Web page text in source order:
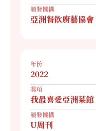
頒發機構
亞洲餐飲廚藝協會
年份
2022
獎項
我最喜愛亞洲菜
頒發機構
U周刊